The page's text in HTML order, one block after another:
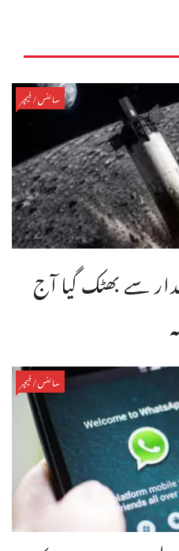
سائنس/فیچر
سے بھٹک گیا آج
سائنس/فیچر